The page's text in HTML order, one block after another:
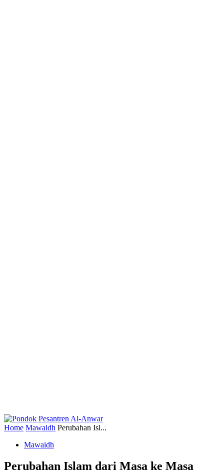
Home Mawaidh Perubahan Isl...
Mawaidh
Perubahan Islam dari Masa ke Masa